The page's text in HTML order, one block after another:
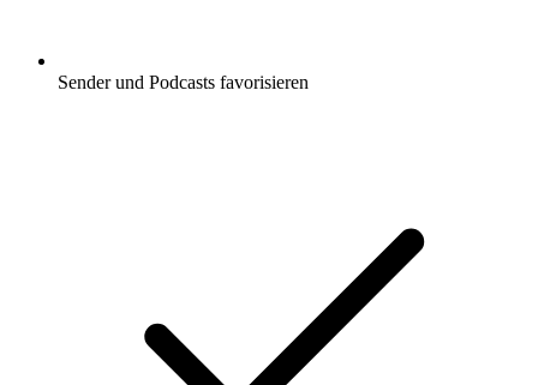
Sender und Podcasts favorisieren